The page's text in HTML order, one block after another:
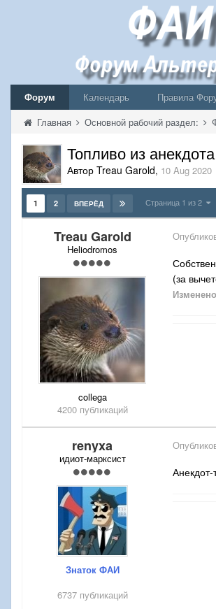
Форум Календарь
Правила
Главная
Основной рабочий раздел:
Топливо из анекдота
Автор Treau Garold, 10 Aug 2020
1 2 ВПЕРЁД Страница 1 из 2
Treau Garold
Heliodromos
collega
4200 публикаций
(за
Изменено
renyxa
идиот-марксист
Знаток ФАИ
6737 публикаций